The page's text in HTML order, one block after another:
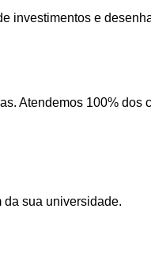
investimentos e
Atendemos 100% dos
sua universidade.